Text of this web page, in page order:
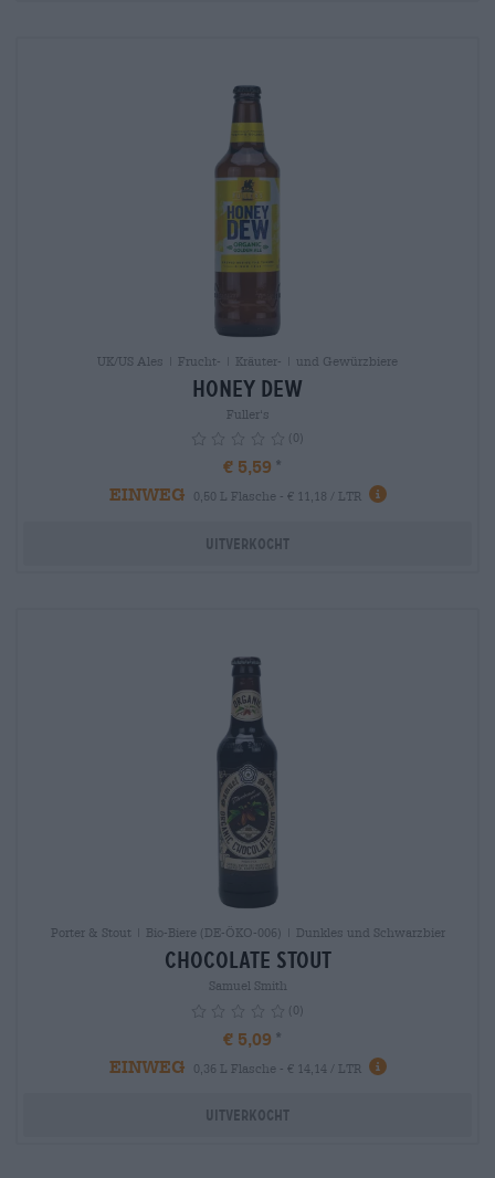
UK/US Ales | Frucht- | Kräuter- | und Gewürzbiere
Honey Dew
Fuller‘s
(0)
€ 5,59
EINWEG
0,50 L Flasche - € 11,18 / LTR info
Uitverkocht
Porter & Stout | Bio-Biere (DE-ÖKO-006) | Dunkles und Schwarzbier
Chocolate Stout
Samuel Smith
(0)
€ 5,09
EINWEG
0,36 L Flasche - € 14,14 / LTR info
Uitverkocht